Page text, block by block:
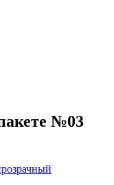
№03